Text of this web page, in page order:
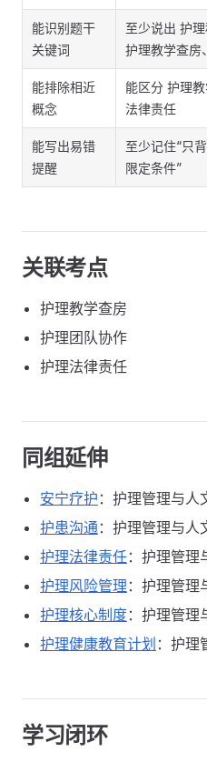
能识别题干
关键词
至少说出 护
护理教学查房
能排除相近
概念
能区分 护理
法律责任
能写出易错
提醒
至少记住“只
限定条件”
关联考点
护理教学查房
护理团队协作
护理法律责任
同组延伸
安宁疗护 ：护理管理与人
护患沟通：护理管理与人
护理法律责任：护理管理
护理风险管理 ：护理管理
护理核心制度：护理管理
护理健康教育计划 ：护理
学习闭环